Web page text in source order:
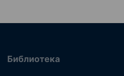
Библиотека